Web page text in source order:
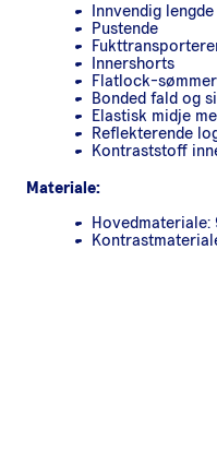
Innvendig
Pustende
Innershorts
Flatlock-
Bonded fald og
Elastisk midje
Reflekterende
Kontraststoff
Materiale:
Hovedmateriale: